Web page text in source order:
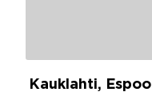
Kauklahti, Espoo